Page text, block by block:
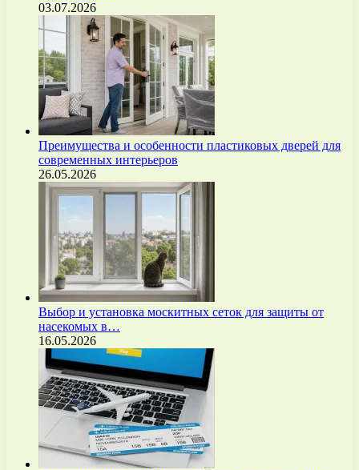
03.07.2026
Преимущества и особенности пластиковых дверей для
современных интерьеров
26.05.2026
Выбор и установка москитных сеток для защиты от
насекомых в…
16.05.2026